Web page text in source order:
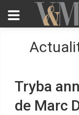
Tryba
de Marc